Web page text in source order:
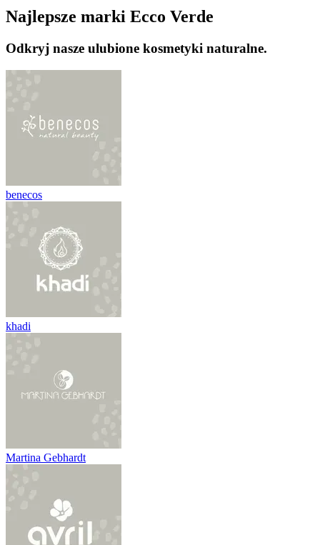
Najlepsze marki Ecco Verde
Odkryj nasze ulubione kosmetyki naturalne.
benecos
khadi
Martina Gebhardt